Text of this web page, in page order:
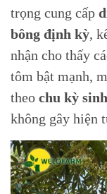
trọng cung cấp
bông định kỳ,
nhận cho thấy
tôm bật mạnh,
theo chu kỳ
không gây hiện